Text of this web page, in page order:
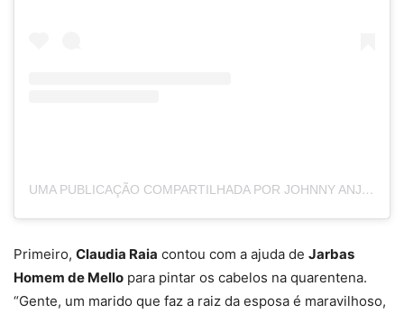
UMA PUBLICAÇÃO COMPARTILHADA POR JOHNNY ANJOS (@JOHNNYANJOSNEWS)
Primeiro, Claudia Raia contou com a ajuda de Jarbas
Homem de Mello para pintar os cabelos na quarentena.
“Gente, um marido que faz a raiz da esposa é maravilhoso,